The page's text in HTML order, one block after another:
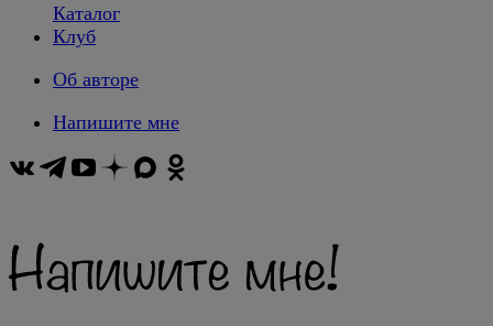
Каталог
Клуб
Об авторе
Напишите мне